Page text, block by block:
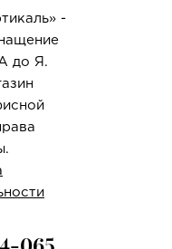
-
до Я.